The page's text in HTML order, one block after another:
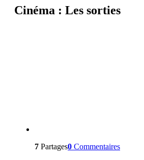
Cinéma : Les sorties
7 Partages0 Commentaires